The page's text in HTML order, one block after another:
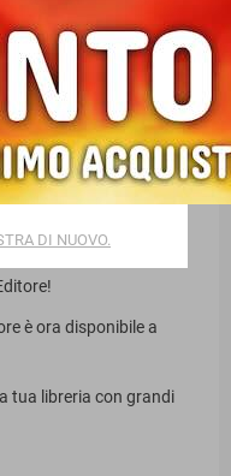
EURO
è ora disponibile a
tua libreria con grandi
DI NUOVO.